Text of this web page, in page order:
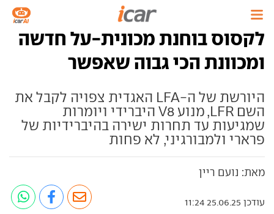
לקסוס בוחנת מכונית-על חדשה
ומכוונת הכי גבוה שאפשר
היורשת של ה-LFA האגדית צפויה לקבל את
השם LFR, מנוע V8 היברידי ויומרות
שמגיעות עד תחרות ישירה בהיברידיות של
פרארי ולמבורגיני, לא פחות
מאת: נועם ריין
עודכן 25.06.25 11:24